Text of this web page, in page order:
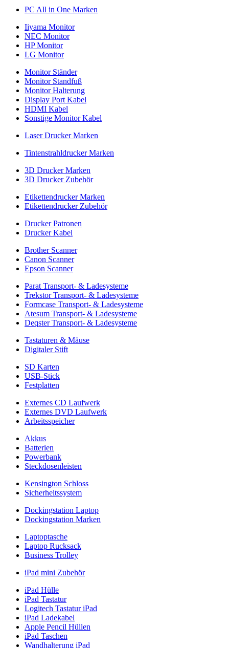
PC All in One Marken
Iiyama Monitor
NEC Monitor
HP Monitor
LG Monitor
Monitor Ständer
Monitor Standfuß
Monitor Halterung
Display Port Kabel
HDMI Kabel
Sonstige Monitor Kabel
Laser Drucker Marken
Tintenstrahldrucker Marken
3D Drucker Marken
3D Drucker Zubehör
Etikettendrucker Marken
Etikettendrucker Zubehör
Drucker Patronen
Drucker Kabel
Brother Scanner
Canon Scanner
Epson Scanner
Parat Transport- & Ladesysteme
Trekstor Transport- & Ladesysteme
Formcase Transport- & Ladesysteme
Atesum Transport- & Ladesysteme
Deqster Transport- & Ladesysteme
Tastaturen & Mäuse
Digitaler Stift
SD Karten
USB-Stick
Festplatten
Externes CD Laufwerk
Externes DVD Laufwerk
Arbeitsspeicher
Akkus
Batterien
Powerbank
Steckdosenleisten
Kensington Schloss
Sicherheitssystem
Dockingstation Laptop
Dockingstation Marken
Laptoptasche
Laptop Rucksack
Business Trolley
iPad mini Zubehör
iPad Hülle
iPad Tastatur
Logitech Tastatur iPad
iPad Ladekabel
Apple Pencil Hüllen
iPad Taschen
Wandhalterung iPad